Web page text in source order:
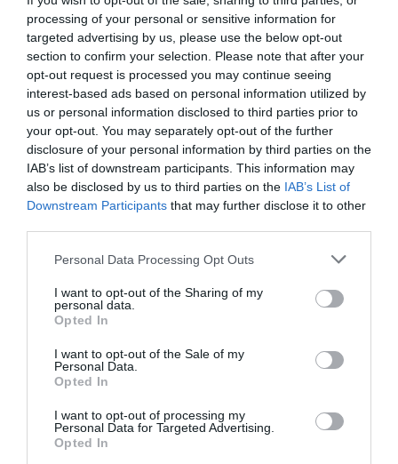
processing of your personal or sensitive information for
targeted advertising by us, please use the below opt-out
section to confirm your selection. Please note that after your
opt-out request is processed you may continue seeing
interest-based ads based on personal information utilized by
us or personal information disclosed to third parties prior to
your opt-out. You may separately opt-out of the further
disclosure of your personal information by third parties on the
IAB’s list of downstream participants. This information may
also be disclosed by us to third parties on the IAB’s List of
Downstream Participants that may further disclose it to other
Personal Data Processing Opt Outs
I want to opt-out of the Sharing of my
personal data.
Opted In
I want to opt-out of the Sale of my
Personal Data.
Opted In
I want to opt-out of processing my
Personal Data for Targeted Advertising.
Opted In
οι ώρες τόσο εκείνοι έπλεαν μέσα στο απόλυτο παρόν,
στο εφήμερο, άχρονο και αχόρταγο ξέσπασμα του
πόθου”.
Ο Χόρχε Σεμπρούν είναι ένας σπουδαίος συγγραφέας,
σεναριογράφος και διανοητής και είναι εκείνος που
βίωσε τα όσα έχουμε μάθει για τη “ζωή” στα ναζιστικά
στρατόπεδα, κάτι που έχει καταθέσει και καταγράψει
στο βιβλίο του “Το μεγάλο ταξίδι”. Τελικά, κατάφερε να
βγει ζωντανός από αυτά έζησε στη Γαλλία και βρήκε
εξορίσει ουσιαστικά καθώς είχε πολλές φορές
αντιταχθεί με τις απόψεις του κατά του φασιστικού
μορφώματος που κυβερνούσε την χώρα του. Ξεφεύγει
ωστόσο εδώ από την θεματική του πολέμου και μας
χαρίζει τόσο απλόχερα μια ιστορία βγαλμένη
ενδεχομένως και από τις δικές του εμπειρίες ή ίσως
εκείνης, όπου ο έρωτας και τα βλέμματα δεν είχαν
αλλοτριωθεί ακόμα από το πέρασμα της τεχνολογίας.